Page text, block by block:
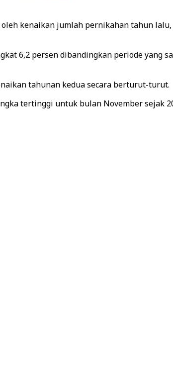
kenaikan jumlah pernikahan tahun
6,2 persen dibandingkan periode yang
tahunan kedua secara berturut-turut.
tertinggi untuk bulan November sejak